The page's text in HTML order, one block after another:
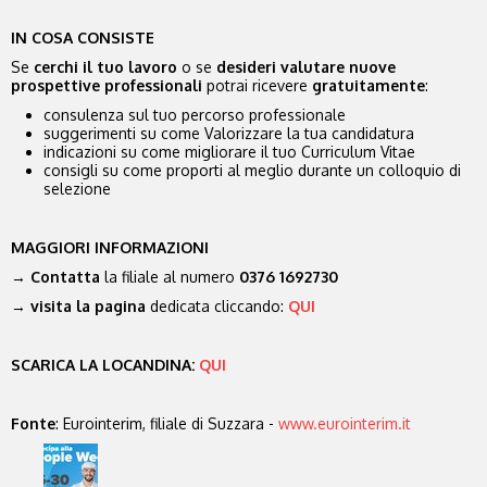
IN COSA CONSISTE
Se cerchi il tuo lavoro o se desideri valutare nuove
prospettive professionali potrai ricevere gratuitamente:
consulenza sul tuo percorso professionale
suggerimenti su come Valorizzare la tua candidatura
indicazioni su come migliorare il tuo Curriculum Vitae
consigli su come proporti al meglio durante un colloquio di
selezione
MAGGIORI INFORMAZIONI
→ Contatta la filiale al numero 0376 1692730
→ visita la pagina dedicata cliccando: QUI
SCARICA LA LOCANDINA: QUI
Fonte: Eurointerim, filiale di Suzzara - www.eurointerim.it